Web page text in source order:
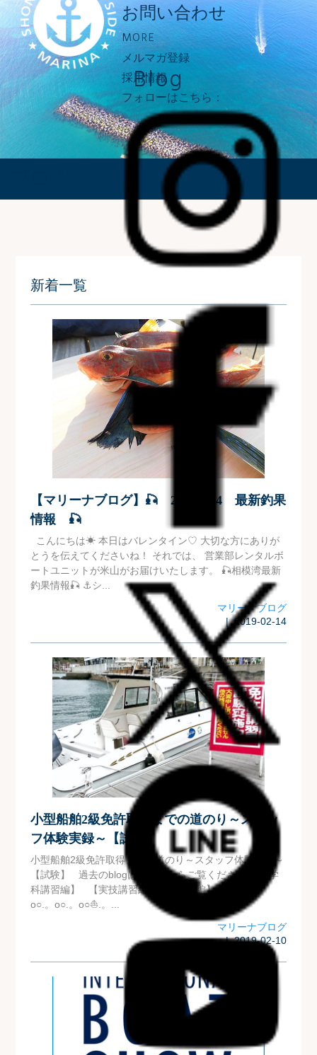
お問い合わせ
MORE
メルマガ登録
採用情報
フォローはこちら：
Blog
新着一覧
【マリーナブログ】🎣 2019.2.14 最新釣果
情報 🎣
こんにちは☀ 本日はバレンタイン♡ 大切な方にありが
とうを伝えてくださいね！ それでは、 営業部レンタルボ
ートユニットが米山がお届けいたします。 🎣相模湾最新
釣果情報🎣 ⚓シ...
マリーナブログ
| 2019-02-14
小型船舶2級免許取得までの道のり～スタッ
フ体験実録～【試験】
小型船舶2級免許取得までの道のり～スタッフ体験実録～
【試験】 過去のblogはこちらからご覧ください。 【学
科講習編】 【実技講習編】 【自習編】 .。o○⛵.。
o○.。o○.。o○⛵.。...
マリーナブログ
| 2019-02-10